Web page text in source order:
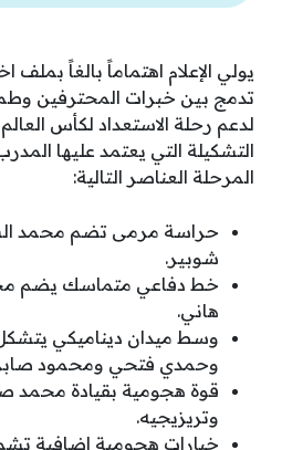
يولي الإعلام اهتماماً بالغاً بملف
تدمج بين خبرات المحترفين
التشكيلة التي يعتمد عليها
المرحلة العناصر التالية:
حراسة مرمى تضم محمد
شوبير.
خط دفاعي متماسك يضم
هاني.
وسط ميدان ديناميكي
وحمدي فتحي ومحمود
قوة هجومية بقيادة
وتريزيجيه.
خيارات هجومية إضافية